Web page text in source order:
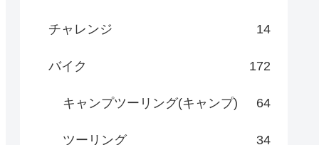
チャレンジ 14
バイク 172
キャンプツーリング(キャンプ) 64
ツーリング 34